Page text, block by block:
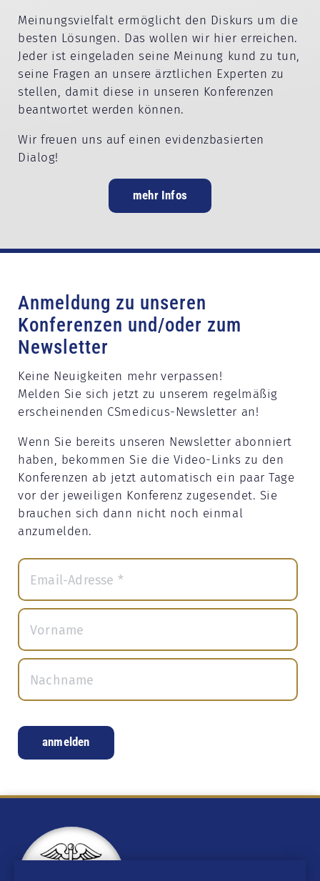
Meinungsvielfalt ermöglicht den Diskurs um die
besten Lösungen. Das wollen wir hier erreichen.
Jeder ist eingeladen seine Meinung kund zu tun,
seine Fragen an unsere ärztlichen Experten zu
stellen, damit diese in unseren Konferenzen
beantwortet werden können.
Wir freuen uns auf einen evidenzbasierten
Dialog!
mehr Infos
Anmeldung zu unseren
Konferenzen und/oder zum
Newsletter
Keine Neuigkeiten mehr verpassen!
Melden Sie sich jetzt zu unserem regelmäßig
erscheinenden CSmedicus-Newsletter an!
Wenn Sie bereits unseren Newsletter abonniert
haben, bekommen Sie die Video-Links zu den
Konferenzen ab jetzt automatisch ein paar Tage
vor der jeweiligen Konferenz zugesendet. Sie
brauchen sich dann nicht noch einmal
anzumelden.